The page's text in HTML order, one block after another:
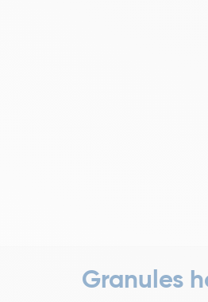
Granules